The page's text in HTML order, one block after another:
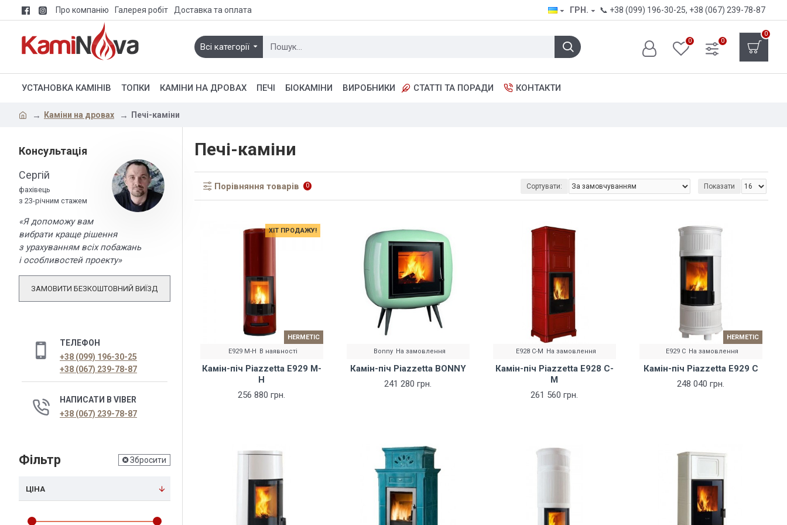
Про компанію Галерея робіт Доставка та оплата ГРН. 📞 +38 (099) 196-30-25, +38 (067) 239-78-87
Всі категорії
0 0
0
УСТАНОВКА КАМІНІВ ТОПКИ КАМІНИ НА ДРОВАХ ПЕЧІ БІОКАМІНИ ВИРОБНИКИ СТАТТІ ТА ПОРАДИ КОНТАКТИ
Каміни на дровах Печі-каміни
Консультація
Сергій
фахівець
з 23-річним стажем
«Я допоможу вам
вибрати краще рішення
з урахуванням всіх побажань
і особливостей проекту»
ЗАМОВИТИ БЕЗКОШТОВНИЙ ВИЇЗД
ТЕЛЕФОН
+38 (099) 196-30-25
+38 (067) 239-78-87
НАПИСАТИ В VIBER
+38 (067) 239-78-87
Фільтр Збросити
ЦІНА
Печі-каміни
Порівняння товарів 0 Сортувати: Показати
ХІТ ПРОДАЖУ!
HERMETIC
E929 M-H В наявності
Камін-піч Piazzetta E929 M-
H
256 880 грн.
Bonny На замовлення
Камін-піч Piazzetta BONNY
241 280 грн.
E928 C-M На замовлення
Камін-піч Piazzetta E928 C-
M
261 560 грн.
HERMETIC
E929 C На замовлення
Камін-піч Piazzetta E929 C
248 040 грн.